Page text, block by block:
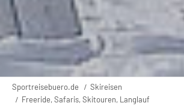
Sportreisebuero.de
Skireisen
Freeride, Safaris, Skitouren, Langlauf